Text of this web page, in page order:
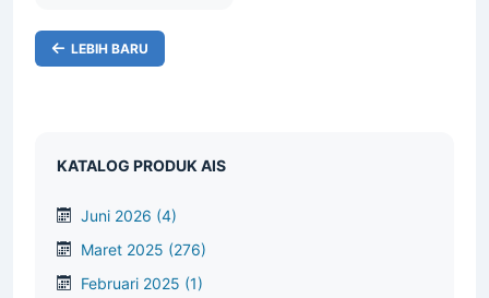
LEBIH BARU
KATALOG PRODUK AIS
Juni 2026 (4)
Maret 2025 (276)
Februari 2025 (1)